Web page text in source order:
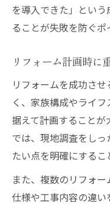
を導入できた」とい
ることが失敗を防ぐポ
リフォーム計画時に
リフォームを成功さ
く、家族構成やライ
据えて計画すること
では、現地調査をし
たい点を明確にするこ
また、複数のリフォ
仕様や工事内容の違い